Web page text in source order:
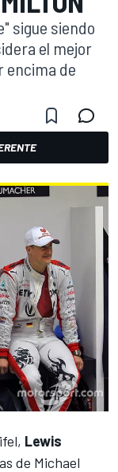
sigue siendo
el mejor
encima de
, Lewis
de Michael